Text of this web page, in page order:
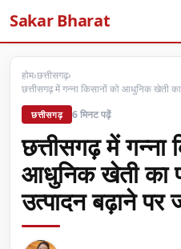
Sakar Bharat
होम›छत्तीसगढ़›
छत्तीसगढ़ में गन्ना किसानों को आधुनिक खेती
छत्तीसगढ़ 6 मिनट पढ़ें
छत्तीसगढ़ में गन्ना
आधुनिक खेती का
उत्पादन बढ़ाने पर